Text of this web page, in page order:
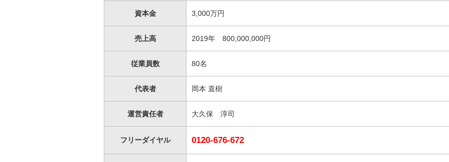
資本金 3,000万円
売上高 2019年 800,000,000円
従業員数 80名
代表者 岡本 直樹
運営責任者 大久保 淳司
フリーダイヤル 0120-676-672